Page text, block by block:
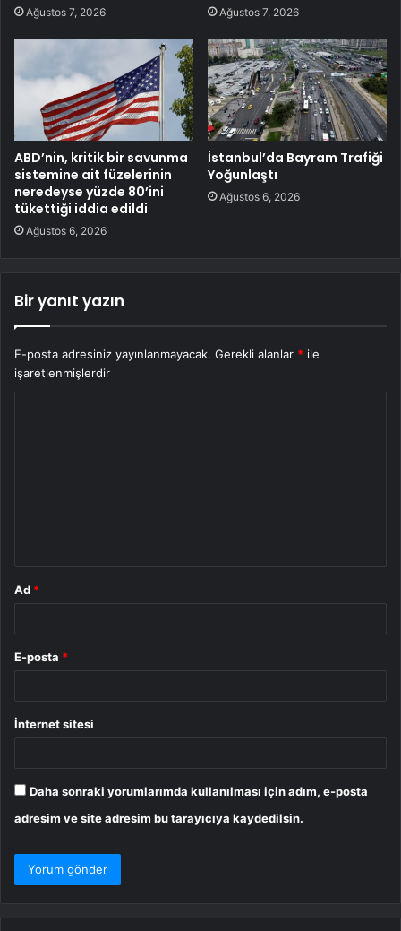
Ağustos 7, 2026 Ağustos 7, 2026
ABD’nin, kritik bir savunma
sistemine ait füzelerinin
neredeyse yüzde 80’ini
tükettiği iddia edildi
Ağustos 6, 2026
İstanbul’da Bayram Trafiği
Yoğunlaştı
Ağustos 6, 2026
Bir yanıt yazın
E-posta adresiniz yayınlanmayacak. Gerekli alanlar * ile
işaretlenmişlerdir
Ad *
E-posta *
İnternet sitesi
Daha sonraki yorumlarımda kullanılması için adım, e-posta
adresim ve site adresim bu tarayıcıya kaydedilsin.